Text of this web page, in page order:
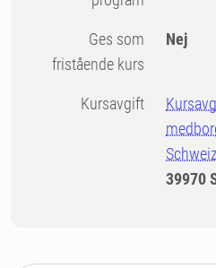
Ges som
fristående kurs
Nej
Kursavgift
Schweiz
39970